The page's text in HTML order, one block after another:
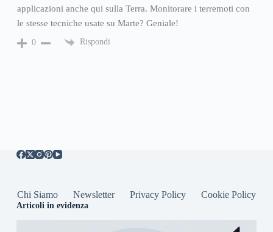
applicazioni anche qui sulla Terra. Monitorare i terremoti con
le stesse tecniche usate su Marte? Geniale!
0 Rispondi
Chi Siamo Newsletter Privacy Policy Cookie Policy
Articoli in evidenza